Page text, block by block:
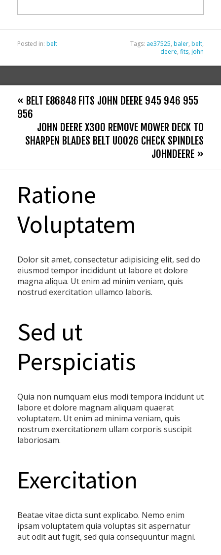
Posted in: belt Tags: ae37525, baler, belt,
deere, fits, john
« BELT E86848 FITS JOHN DEERE 945 946 955
956
JOHN DEERE X300 REMOVE MOWER DECK TO
SHARPEN BLADES BELT U0026 CHECK SPINDLES
JOHNDEERE »
Ratione
Voluptatem
Dolor sit amet, consectetur adipisicing elit, sed do
eiusmod tempor incididunt ut labore et dolore
magna aliqua. Ut enim ad minim veniam, quis
nostrud exercitation ullamco laboris.
Sed ut
Perspiciatis
Quia non numquam eius modi tempora incidunt ut
labore et dolore magnam aliquam quaerat
voluptatem. Ut enim ad minima veniam, quis
nostrum exercitationem ullam corporis suscipit
laboriosam.
Exercitation
Beatae vitae dicta sunt explicabo. Nemo enim
ipsam voluptatem quia voluptas sit aspernatur
aut odit aut fugit, sed quia consequuntur magni.